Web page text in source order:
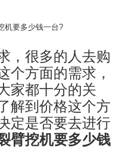
机要多少钱一台?
很多的人去购
个方面的需求，
家都十分的关
解到价格这个方
定是否要去进行
臂挖机要多少钱